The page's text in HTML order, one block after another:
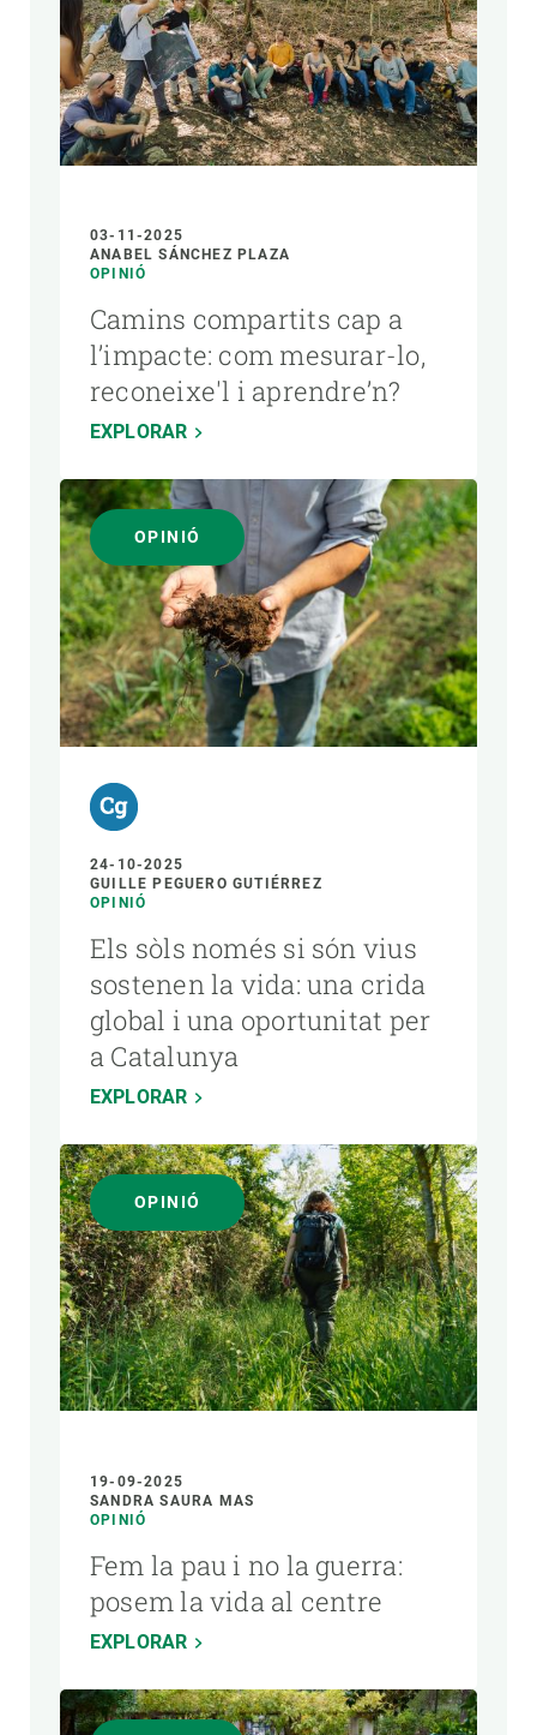
03-11-2025
ANABEL SÁNCHEZ PLAZA
OPINIÓ
Camins compartits cap a
l’impacte: com mesurar-lo,
reconeixe'l i aprendre’n?
EXPLORAR
OPINIÓ
24-10-2025
GUILLE PEGUERO GUTIÉRREZ
OPINIÓ
Els sòls només si són vius
sostenen la vida: una crida
global i una oportunitat per
a Catalunya
EXPLORAR
OPINIÓ
19-09-2025
SANDRA SAURA MAS
OPINIÓ
Fem la pau i no la guerra:
posem la vida al centre
EXPLORAR